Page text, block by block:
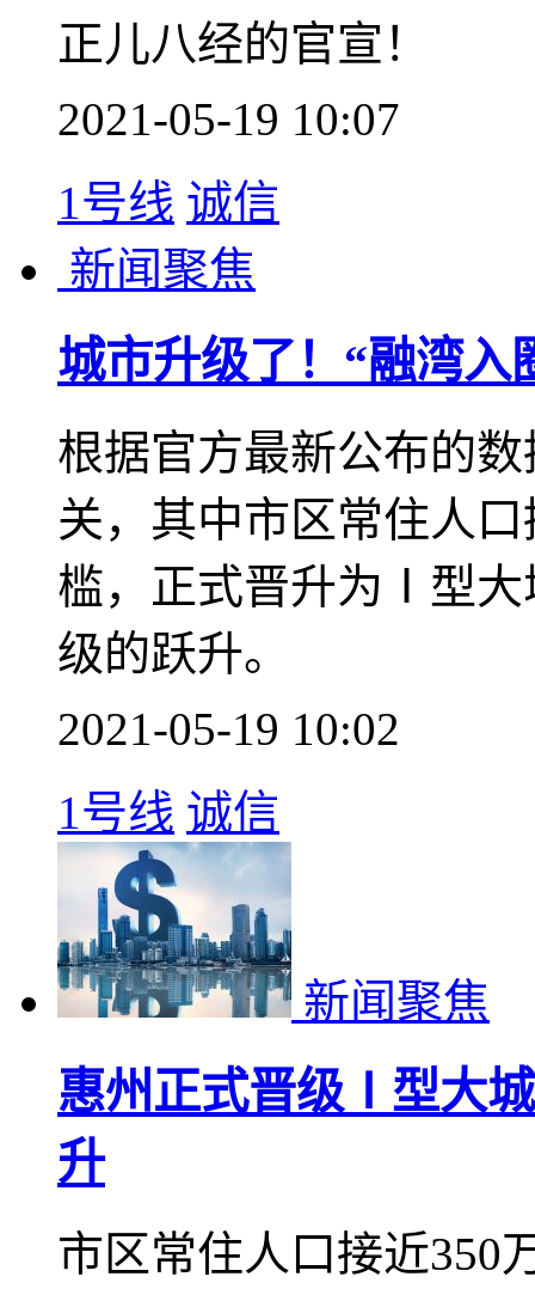
2021-05-20 09:55
诚信 1号线
新闻聚焦
官宣了！机场+城轨+
对接，深惠同城加速
深度参与大湾区建设
强与深圳都市圈发展
正儿八经的官宣！
2021-05-19 10:07
1号线 诚信
闻聚焦
城市升级了！“融湾入
根据官方最新公布的
关，其中市区常住人